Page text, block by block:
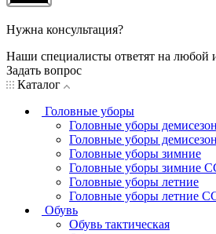
Нужна консультация?
Наши специалисты ответят на любой
Задать вопрос
Каталог
Головные уборы
Головные уборы
Головные уборы
Головные уборы зимние
Головные уборы зимние
Головные уборы летние
Головные уборы летние
Обувь
Обувь тактическая